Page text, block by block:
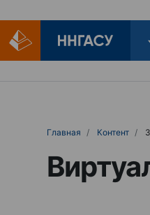
Главная Контент